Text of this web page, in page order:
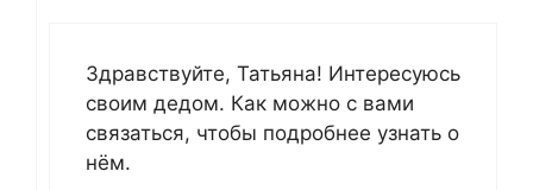
Здравствуйте, Татьяна! Интересуюсь
своим дедом. Как можно с вами
связаться, чтобы подробнее узнать о
нём.